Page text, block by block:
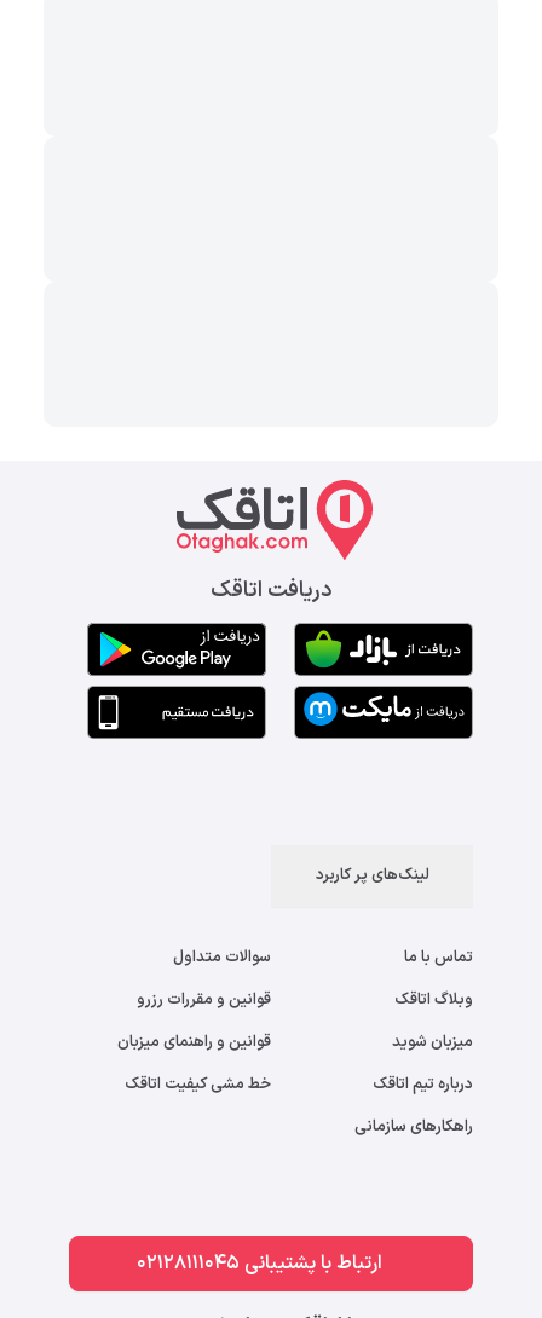
دریافت اتاقک
لینک‌های پر کاربرد
تماس با ما
وبلاگ اتاقک
میزبان شوید
درباره تیم اتاقک
راهکارهای سازمانی
سوالات متداول
قوانین و مقررات رزرو
قوانین و راهنمای میزبان
خط مشی کیفیت اتاقک
ارتباط با پشتیبانی 02128111045